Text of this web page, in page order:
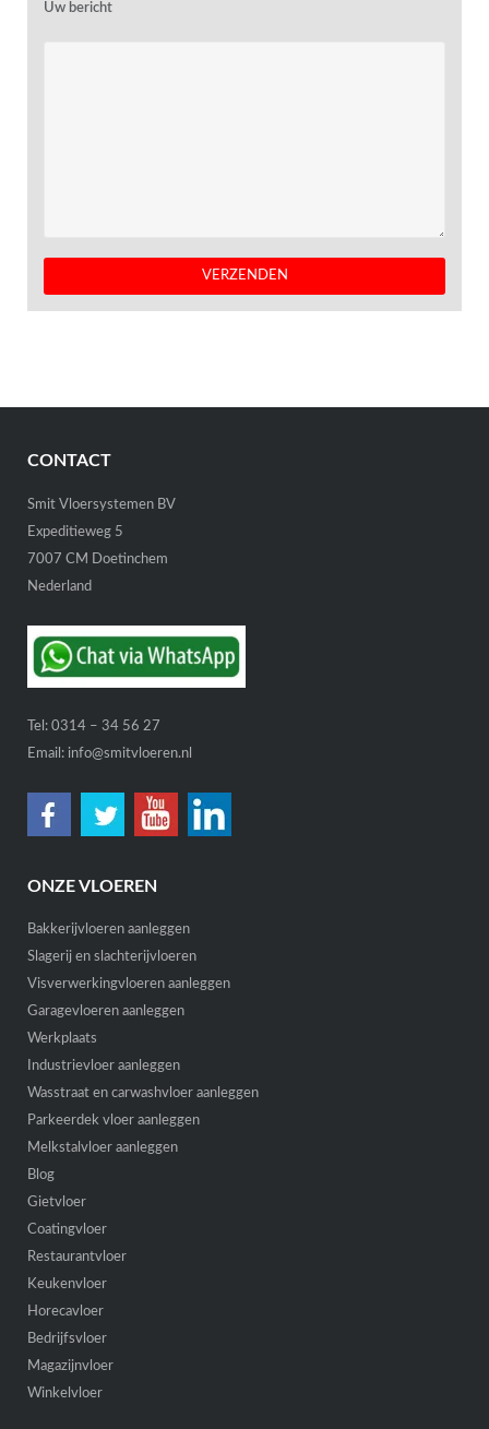
Uw bericht
CONTACT
Smit Vloersystemen BV
Expeditieweg 5
7007 CM Doetinchem
Nederland
Tel: 0314 – 34 56 27
Email: info@smitvloeren.nl
ONZE VLOEREN
Bakkerijvloeren aanleggen
Slagerij en slachterijvloeren
Visverwerkingvloeren aanleggen
Garagevloeren aanleggen
Werkplaats
Industrievloer aanleggen
Wasstraat en carwashvloer aanleggen
Parkeerdek vloer aanleggen
Melkstalvloer aanleggen
Blog
Gietvloer
Coatingvloer
Restaurantvloer
Keukenvloer
Horecavloer
Bedrijfsvloer
Magazijnvloer
Winkelvloer